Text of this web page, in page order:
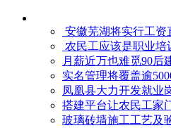
安徽芜湖将实行工资
农民工应该是职业培
月薪近万也难觅90后
实名管理将覆盖逾
凤凰县大力开发就业
搭建平台让农民工家
玻璃砖墙施工工艺及